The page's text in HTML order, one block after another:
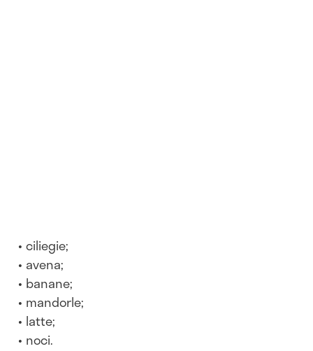
ciliegie;
avena;
banane;
mandorle;
latte;
noci.